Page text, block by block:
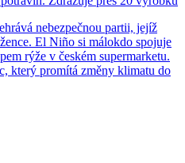
nebezpečnou partii, jejíž
El Niño si málokdo spojuje
rýže v českém supermarketu.
který promítá změny klimatu do